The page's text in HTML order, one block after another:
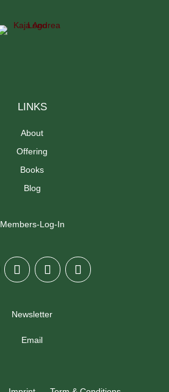
LINKS
About
Offering
Books
Blog
Members-Log-In
Newsletter
Email